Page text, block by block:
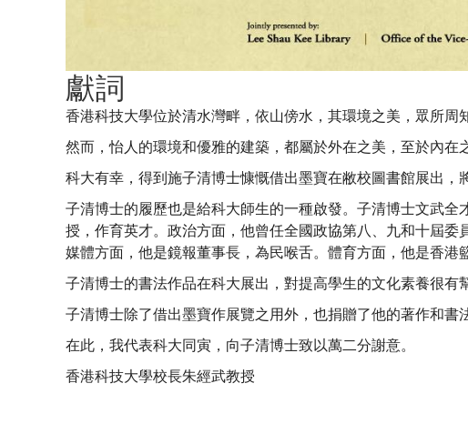
Sze
Chi
Ching
獻詞
香港科技大學位於清水灣畔，依山傍水，其環境之美，眾所周
然而，怡人的環境和優雅的建築，都屬於外在之美，至於內在
科大有幸，得到施子清博士慷慨借出墨寶在敝校圖書館展出，
子清博士的履歷也是給科大師生的一種啟發。子清博士文武
授，作育英才。政治方面，他曾任全國政協第八、九和十屆
媒體方面，他是鏡報董事長，為民喉舌。體育方面，他是香港
子清博士的書法作品在科大展出，對提高學生的文化素養很有
子清博士除了借出墨寶作展覽之用外，也捐贈了他的著作和書
在此，我代表科大同寅，向子清博士致以萬二分謝意。
香港科技大學校長朱經武教授